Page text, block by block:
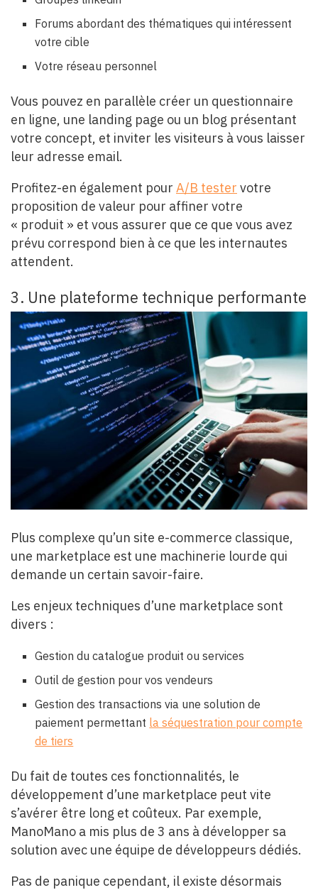
Forums abordant des thématiques qui intéressent
votre cible
Votre réseau personnel
Vous pouvez en parallèle créer un questionnaire
en ligne, une landing page ou un blog présentant
votre concept, et inviter les visiteurs à vous laisser
leur adresse email.
Profitez-en également pour A/B tester votre
proposition de valeur pour affiner votre
« produit » et vous assurer que ce que vous avez
prévu correspond bien à ce que les internautes
attendent.
3. Une plateforme technique performante
Plus complexe qu’un site e-commerce classique,
une marketplace est une machinerie lourde qui
demande un certain savoir-faire.
Les enjeux techniques d’une marketplace sont
divers :
Gestion du catalogue produit ou services
Outil de gestion pour vos vendeurs
Gestion des transactions via une solution de
paiement permettant la séquestration pour compte
de tiers
Du fait de toutes ces fonctionnalités, le
développement d’une marketplace peut vite
s’avérer être long et coûteux. Par exemple,
ManoMano a mis plus de 3 ans à développer sa
solution avec une équipe de développeurs dédiés.
Pas de panique cependant, il existe désormais